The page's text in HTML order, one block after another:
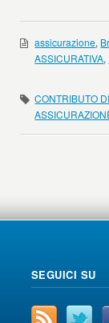
assicurazione,
ASSICURATIVA,
CONTRIBUTO
SEGUICI SU